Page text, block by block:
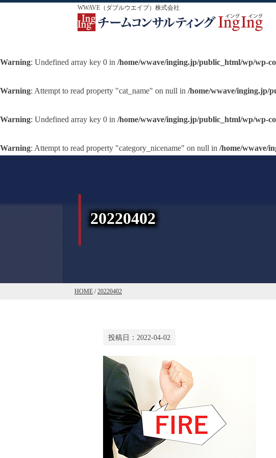
WWAVE（ダブルウエイブ）株式会社
Warning: Undefined array key 0 in /home/wwave/inging.jp/public_html/wp/wp-
Warning: Attempt to read property "cat_name" on null in /home/wwave/inging.jp/
Warning: Undefined array key 0 in /home/wwave/inging.jp/public_html/wp/wp-
Warning: Attempt to read property "category_nicename" on null in /home/wwave/
20220402
HOME /20220402
投稿日： 2022-04-02